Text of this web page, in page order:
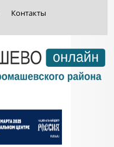
Контакты